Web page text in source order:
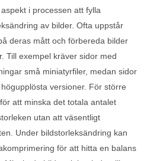
i processen att fylla
av bilder. Ofta uppstår
deras mått och förbereda bilder
Till exempel kräver sidor med
små miniatyrfiler, medan sidor
versioner. För större
att minska det totala antalet
utan att väsentligt
Under bildstorleksändring kan
för att hitta en balans